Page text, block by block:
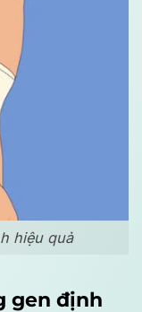
hiệu quả
gen định